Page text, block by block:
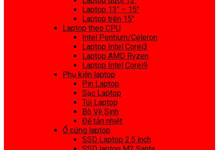
Laptop 13″ – 15″
Laptop trên 15″
Laptop theo CPU
Intel Pentium/Celeron
Laptop Intel Corei3
Laptop AMD Ryzen
Laptop Intel Corei9
Phụ kiện laptop
Pin Laptop
Sạc Laptop
Túi Laptop
Bộ Vệ Sinh
Đế tản nhiệt
Ổ cứng laptop
SSD Laptop 2.5 inch